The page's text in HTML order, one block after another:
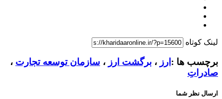
لینک کوتاه
برچسب ها : ارز ، برگشت ارز ، سازمان توسعه تجارت ،
صادراتِ
ارسال نظر شما